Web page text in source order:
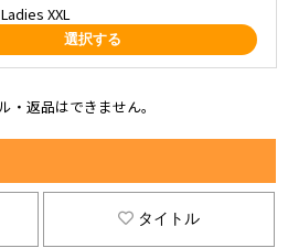
XXL
選択する
・返品はできません。
タイトル